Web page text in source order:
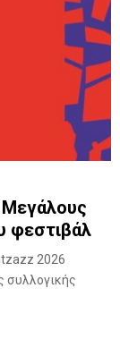
Μεγάλους
φεστιβάλ
2026
συλλογικής